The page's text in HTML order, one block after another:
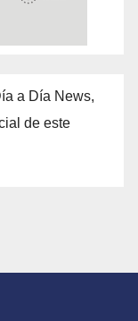
a Día News,
de este